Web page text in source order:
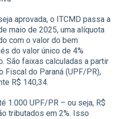
aprovada, o ITCMD passa a
maio de 2025, uma alíquota
com o valor do bem
do valor único de 4%
São faixas calculadas a partir
Fiscal do Paraná (UPF/PR),
R$ 140,34.
1.000 UPF/PR – ou seja, R$
tributados em 2%. Isso